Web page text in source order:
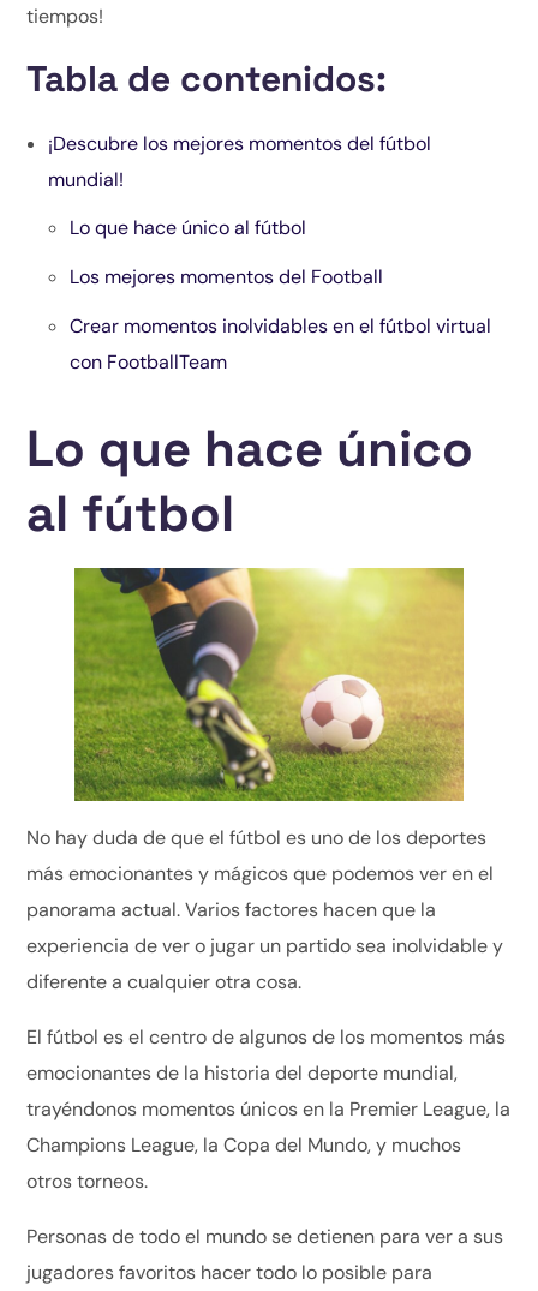
tiempos!
Tabla de contenidos:
¡Descubre los mejores momentos del fútbol
mundial!
Lo que hace único al fútbol
Los mejores momentos del Football
Crear momentos inolvidables en el fútbol virtual
con FootballTeam
Lo que hace único
al fútbol
No hay duda de que el fútbol es uno de los deportes
más emocionantes y mágicos que podemos ver en el
panorama actual. Varios factores hacen que la
experiencia de ver o jugar un partido sea inolvidable y
diferente a cualquier otra cosa.
El fútbol es el centro de algunos de los momentos más
emocionantes de la historia del deporte mundial,
trayéndonos momentos únicos en la Premier League, la
Champions League, la Copa del Mundo, y muchos
otros torneos.
Personas de todo el mundo se detienen para ver a sus
jugadores favoritos hacer todo lo posible para